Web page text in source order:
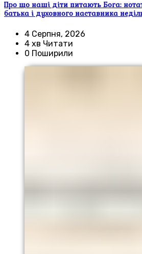
Про що наші діти питають Бога:
батька і духовного наставника
4 Серпня, 2026
4 хв Читати
0 Поширили